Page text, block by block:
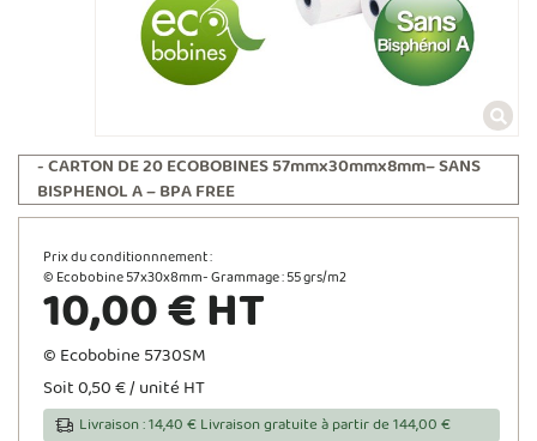
- CARTON DE 20 ECOBOBINES 57mmx30mmx8mm– SANS
BISPHENOL A – BPA FREE
Prix du conditionnnement :
© Ecobobine 57x30x8mm- Grammage : 55 grs/m2
10,00 € HT
© Ecobobine 5730SM
Soit 0,50 € / unité HT
Livraison : 14,40 € Livraison gratuite à partir de 144,00 €